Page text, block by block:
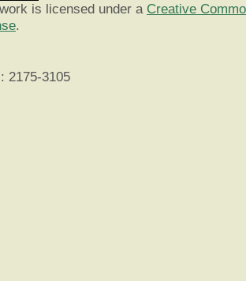
is licensed under a Creative
.
2175-3105